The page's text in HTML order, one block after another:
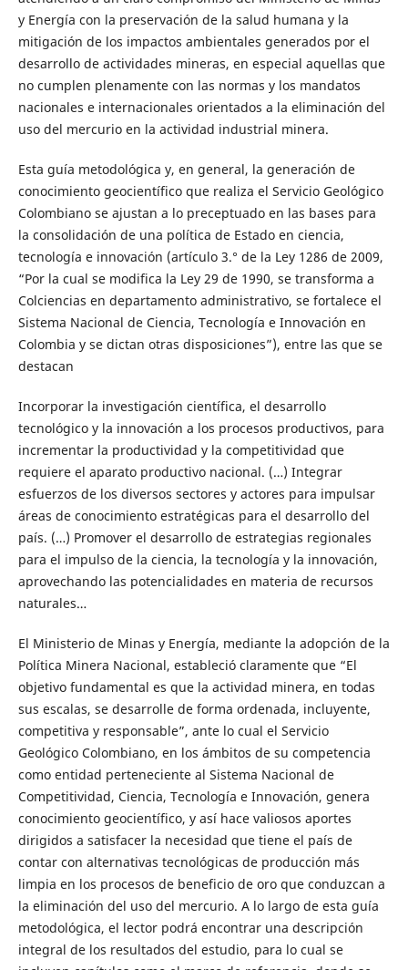
y Energía con la preservación de la salud humana y la
mitigación de los impactos ambientales generados por el
desarrollo de actividades mineras, en especial aquellas que
no cumplen plenamente con las normas y los mandatos
nacionales e internacionales orientados a la eliminación del
uso del mercurio en la actividad industrial minera.
Esta guía metodológica y, en general, la generación de
conocimiento geocientífico que realiza el Servicio Geológico
Colombiano se ajustan a lo preceptuado en las bases para
la consolidación de una política de Estado en ciencia,
tecnología e innovación (artículo 3.° de la Ley 1286 de 2009,
“Por la cual se modifica la Ley 29 de 1990, se transforma a
Colciencias en departamento administrativo, se fortalece el
Sistema Nacional de Ciencia, Tecnología e Innovación en
Colombia y se dictan otras disposiciones”), entre las que se
destacan
Incorporar la investigación científica, el desarrollo
tecnológico y la innovación a los procesos productivos, para
incrementar la productividad y la competitividad que
requiere el aparato productivo nacional. (…) Integrar
esfuerzos de los diversos sectores y actores para impulsar
áreas de conocimiento estratégicas para el desarrollo del
país. (…) Promover el desarrollo de estrategias regionales
para el impulso de la ciencia, la tecnología y la innovación,
aprovechando las potencialidades en materia de recursos
naturales…
El Ministerio de Minas y Energía, mediante la adopción de la
Política Minera Nacional, estableció claramente que “El
objetivo fundamental es que la actividad minera, en todas
sus escalas, se desarrolle de forma ordenada, incluyente,
competitiva y responsable”, ante lo cual el Servicio
Geológico Colombiano, en los ámbitos de su competencia
como entidad perteneciente al Sistema Nacional de
Competitividad, Ciencia, Tecnología e Innovación, genera
conocimiento geocientífico, y así hace valiosos aportes
dirigidos a satisfacer la necesidad que tiene el país de
contar con alternativas tecnológicas de producción más
limpia en los procesos de beneficio de oro que conduzcan a
la eliminación del uso del mercurio. A lo largo de esta guía
metodológica, el lector podrá encontrar una descripción
integral de los resultados del estudio, para lo cual se